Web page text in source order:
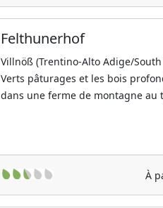
Felthunerhof
Villnöß (Trentino-Alto Adige/
Verts pâturages et les bois
dans une ferme de montagne au
À